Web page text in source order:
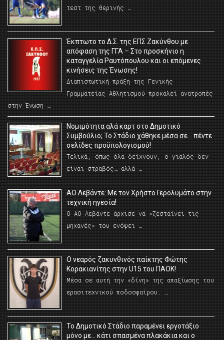
τεστ της θερινής …
Έκπτωτο το Δ.Σ. της ΕΠΣ Ζακύνθου με
απόφαση της ΓΓΑ – Στο προσκήνιο η
καταγγελία Ραυτόπουλου και οι επόμενες
κινήσεις της Ένωσης!
Διαπιστωτική πράξη της Γενικής
Γραμματείας Αθλητισμού προκαλεί ανατροπές
στην Ένωση …
Νομιμότητα αλά καρτ στο Δημοτικό
Συμβούλιο; Το Στάδιο χάθηκε μέσα σε… πέντε
σελίδες προϋπολογισμού!
Τελικά, όπως όλα δείχνουν, ο γιαλός δεν
είναι στραβός… αλλά …
ΑΟ Λεβάντε: Με τον Χρήστο Γερολυμάτο στην
τεχνική ηγεσία!
Ο ΑΟ Λεβάντε άρχισε να «ζεσταίνει τις
μηχανές» του ενόψει …
O νεαρός ζακυνθινός παίκτης Φώτης
Κορακιανίτης στην U15 του ΠΑΟΚ!
Μέσα σε αυτή την «δίνη» της απαξίωσης του
ερασιτεχνικού ποδοσφαίρου. …
Το Δημοτικό Στάδιο παραμένει εργοτάξιο
μόνο με… κάτι σπασμένα πλακάκια και ο